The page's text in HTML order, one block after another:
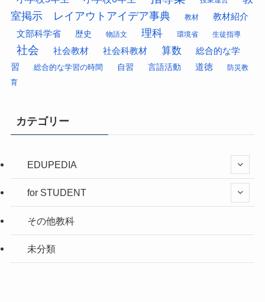
室掲示 レイアウトアイデア事典
教材 教材紹介
文部科学省 歴史 物語文 理科 環境省 生徒指導
社会 社会教材 社会科教材 算数
総合的な学
習
総合的な学習の時間 自習 言語活動 道徳 防災教
育
カテゴリー
EDUPEDIA
for STUDENT
その他教科
未分類